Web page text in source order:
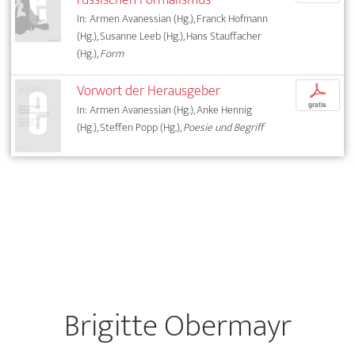
In: Armen Avanessian (Hg.), Franck Hofmann
(Hg.), Susanne Leeb (Hg.), Hans Stauffacher
(Hg.),Form
Vorwort der Herausgeber
In: Armen Avanessian (Hg.), Anke Hennig
(Hg.), Steffen Popp (Hg.),Poesie und Begriff
p
gratis
Brigitte Obermayr